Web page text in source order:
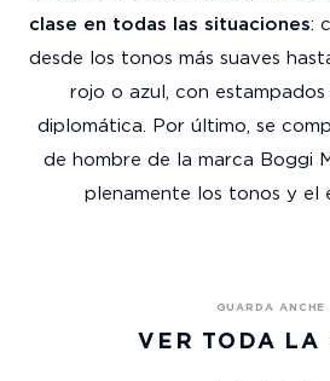
clase en todas las situaciones:
desde los tonos más suaves
rojo o azul, con
diplomática. Por último, se
de hombre de la marca Boggi
plenamente los tonos y el
VER TODA LA